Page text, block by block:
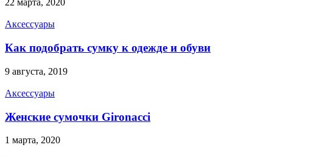
22 марта, 2020
Аксессуары
Как подобрать сумку к одежде и обуви
9 августа, 2019
Аксессуары
Женские сумочки Gironacci
1 марта, 2020